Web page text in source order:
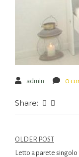
admin 0
Share:
OLDER POST
Letto a parete